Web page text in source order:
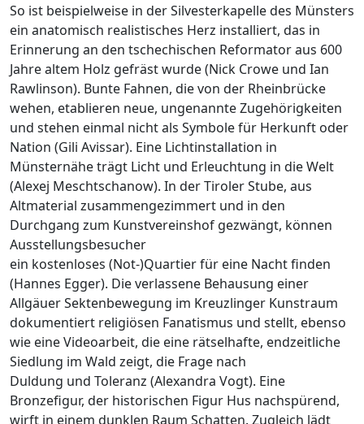
So ist beispielweise in der Silvesterkapelle des Münsters
ein anatomisch realistisches Herz installiert, das in
Erinnerung an den tschechischen Reformator aus 600
Jahre altem Holz gefräst wurde (Nick Crowe und Ian
Rawlinson). Bunte Fahnen, die von der Rheinbrücke
wehen, etablieren neue, ungenannte Zugehörigkeiten
und stehen einmal nicht als Symbole für Herkunft oder
Nation (Gili Avissar). Eine Lichtinstallation in
Münsternähe trägt Licht und Erleuchtung in die Welt
(Alexej Meschtschanow). In der Tiroler Stube, aus
Altmaterial zusammengezimmert und in den
Durchgang zum Kunstvereinshof gezwängt, können
Ausstellungsbesucher
ein kostenloses (Not-)Quartier für eine Nacht finden
(Hannes Egger). Die verlassene Behausung einer
Allgäuer Sektenbewegung im Kreuzlinger Kunstraum
dokumentiert religiösen Fanatismus und stellt, ebenso
wie eine Videoarbeit, die eine rätselhafte, endzeitliche
Siedlung im Wald zeigt, die Frage nach
Duldung und Toleranz (Alexandra Vogt). Eine
Bronzefigur, der historischen Figur Hus nachspürend,
wirft in einem dunklen Raum Schatten. Zugleich lädt